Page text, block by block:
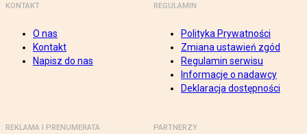
KONTAKT
O nas
Kontakt
Napisz do nas
REGULAMIN
Polityka Prywatności
Zmiana ustawień zgód
Regulamin serwisu
Informacje o nadawcy
Deklaracja dostępności
REKLAMA I PRENUMERATA PARTNERZY